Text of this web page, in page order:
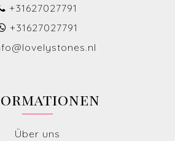
+31627027791
+31627027791
Über uns